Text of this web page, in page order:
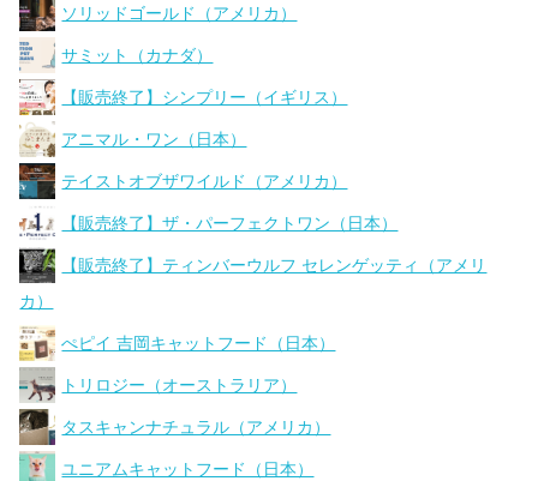
ソリッドゴールド（アメリカ）
サミット（カナダ）
【販売終了】シンプリー（イギリス）
アニマル・ワン（日本）
テイストオブザワイルド（アメリカ）
【販売終了】ザ・パーフェクトワン（日本）
【販売終了】ティンバーウルフ セレンゲッティ（アメリ
カ）
ぺピイ 吉岡キャットフード（日本）
トリロジー（オーストラリア）
タスキャンナチュラル（アメリカ）
ユニアムキャットフード（日本）